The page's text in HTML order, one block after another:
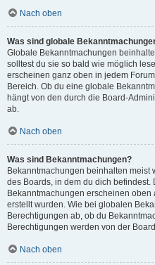
Nach oben
Was sind globale
Globale Bekanntmachungen
solltest du sie so bald wie möglich
erscheinen ganz oben in jedem
Bereich. Ob du eine globale
hängt von den durch die Board-
ab.
Nach oben
Was sind Bekanntmachungen?
Bekanntmachungen beinhalten meist
des Boards, in dem du dich befindest.
Bekanntmachungen erscheinen
erstellt wurden. Wie bei globalen
Berechtigungen ab, ob du
Berechtigungen werden von der
Nach oben